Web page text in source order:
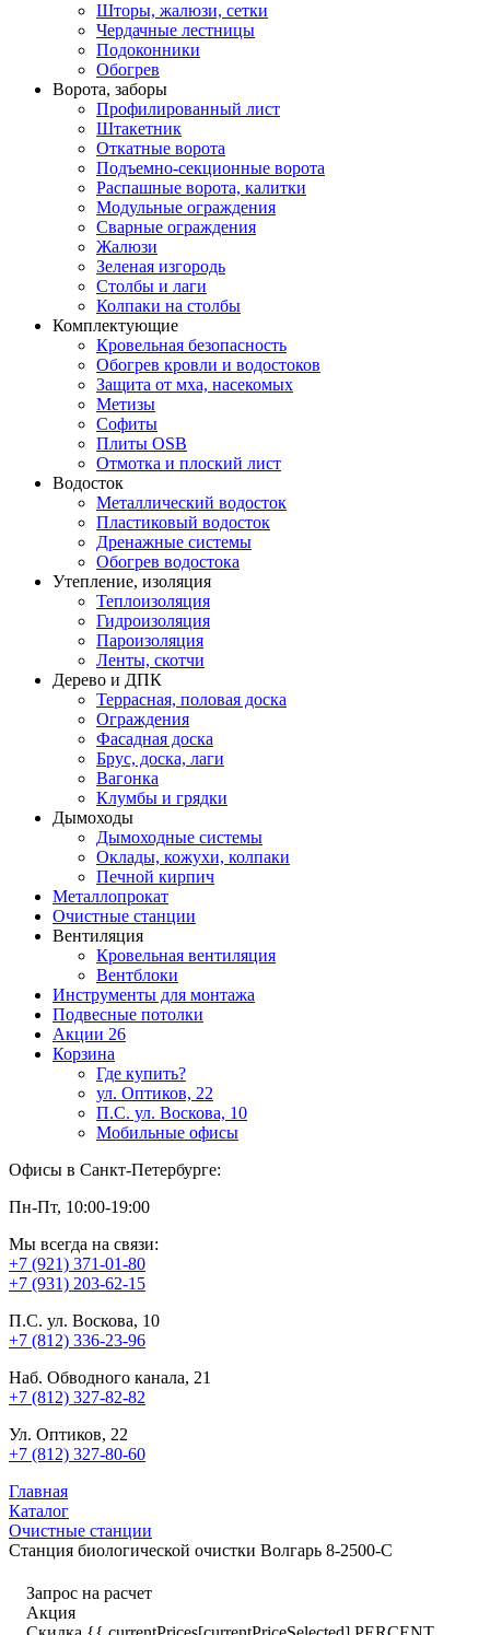
Шторы, жалюзи, сетки
Чердачные лестницы
Подоконники
Обогрев
Ворота, заборы
Профилированный лист
Штакетник
Откатные ворота
Подъемно-секционные ворота
Распашные ворота, калитки
Модульные ограждения
Сварные ограждения
Жалюзи
Зеленая изгородь
Столбы и лаги
Колпаки на столбы
Комплектующие
Кровельная безопасность
Обогрев кровли и водостоков
Защита от мха, насекомых
Метизы
Софиты
Плиты OSB
Отмотка и плоский лист
Водосток
Металлический водосток
Пластиковый водосток
Дренажные системы
Обогрев водостока
Утепление, изоляция
Теплоизоляция
Гидроизоляция
Пароизоляция
Ленты, скотчи
Дерево и ДПК
Террасная, половая доска
Ограждения
Фасадная доска
Брус, доска, лаги
Вагонка
Клумбы и грядки
Дымоходы
Дымоходные системы
Оклады, кожухи, колпаки
Печной кирпич
Металлопрокат
Очистные станции
Вентиляция
Кровельная вентиляция
Вентблоки
Инструменты для монтажа
Подвесные потолки
Акции 26
Корзина
Где купить?
ул. Оптиков, 22
П.С. ул. Воскова, 10
Мобильные офисы
Офисы в Санкт-Петербурге:
Пн-Пт, 10:00-19:00
Мы всегда на связи:
+7 (921) 371-01-80
+7 (931) 203-62-15
П.С. ул. Воскова, 10
+7 (812) 336-23-96
Наб. Обводного канала, 21
+7 (812) 327-82-82
Ул. Оптиков, 22
+7 (812) 327-80-60
Главная
Каталог
Очистные станции
Станция биологической очистки Волгарь 8-2500-С
Запрос на расчет
Акция